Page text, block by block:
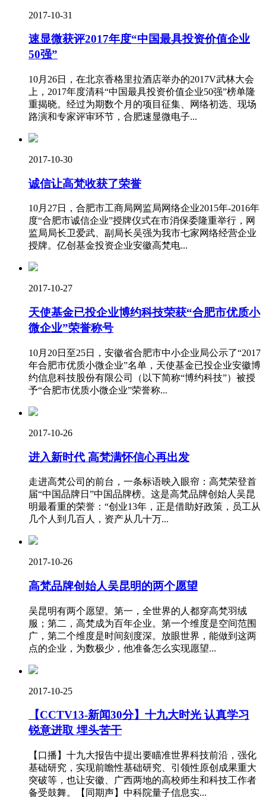
2017-10-31
速显微获评2017年度“中国最具投资价值企业
50强”
10月26日，在北京香格里拉酒店举办的2017V武林大会
上，2017年度清科“中国最具投资价值企业50强”榜单隆
重揭晓。经过为期数个月的项目征集、网络初选、现场
路演和专家评审环节，合肥速显微电子...
2017-10-30
诚信让高梵收获了荣誉
10月27日，合肥市工商局网监局网络企业2015年-2016年
度“合肥市诚信企业”授牌仪式在市消保委隆重举行，网
监局局长卫爱武、副局长吴强为我市七家网络经营企业
授牌。亿创基金投资企业安徽高梵电...
2017-10-27
天使基金已投企业博约科技荣获“合肥市优质小
微企业”荣誉称号
10月20日至25日，安徽省合肥市中小企业局公示了“2017
年合肥市优质小微企业”名单，天使基金已投企业安徽博
约信息科技股份有限公司（以下简称“博约科技”）被授
予“合肥市优质小微企业”荣誉称...
2017-10-26
进入新时代 高梵满怀信心再出发
走进高梵公司的前台，一条标语映入眼帘：高梵荣登首
届“中国品牌日”中国品牌榜。这是高梵品牌创始人吴昆
明最看重的荣誉：“创业13年，正是借助好政策，员工从
几个人到几百人，资产从几十万...
2017-10-26
高梵品牌创始人吴昆明的两个愿望
吴昆明有两个愿望。第一，全世界的人都穿高梵羽绒
服；第二，高梵成为百年企业。第一个维度是空间范围
广，第二个维度是时间刻度深。放眼世界，能做到这两
点的企业，为数极少，他准备怎么实现愿望...
2017-10-25
【CCTV13-新闻30分】十九大时光 认真学习
锐意进取 埋头苦干
【口播】十九大报告中提出要瞄准世界科技前沿，强化
基础研究，实现前瞻性基础研究、引领性原创成果重大
突破等，也让安徽、广西两地的高校师生和科技工作者
备受鼓舞。【同期声】中科院量子信息实...